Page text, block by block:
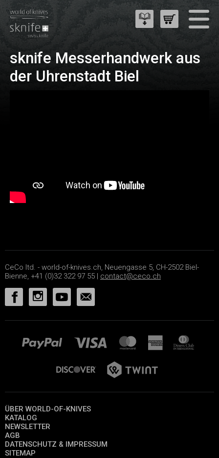
sknife Messerhandwerk aus
der Uhrenstadt Biel
CeCo ltd. - world-of-knives.ch, Neuengasse 5, CH-2502 Biel-
Bienne, +41 (0)32 322 97 55 | contact@ceco.ch
ÜBER WORLD-OF-KNIVES
KATALOG
NEWSLETTER
AGB
DATENSCHUTZ & IMPRESSUM
SITEMAP